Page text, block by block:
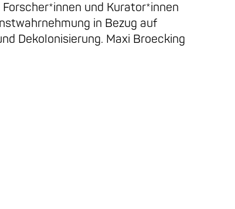
und Kurator*innen
in Bezug auf
Dekolonisierung. Maxi Broecking